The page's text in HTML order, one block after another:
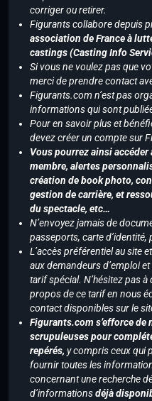
corriger ou retirer.
Figurants collabore depuis
association de France à
castings (Casting Info
Si vous ne voulez pas que
merci de prendre contact
Figurants.com n’est pas
informations qui sont
Pour en savoir plus et
devez créer un compte sur
Vous pourrez ainsi
membre, alertes
création de book photo,
gestion de carrière, et
du spectacle, etc…
N’envoyez jamais de
passeports, carte d’identité,
L’accès préférentiel au site
aux demandeurs d’emploi
tarif spécial. N’hésitez pas
propos de ce tarif en nous
contact disponibles sur le
Figurants.com s’efforce
scrupuleuses pour
repérés, y compris ceux qui
fournir toutes les
concernant une recherche
d’informationsdéjà